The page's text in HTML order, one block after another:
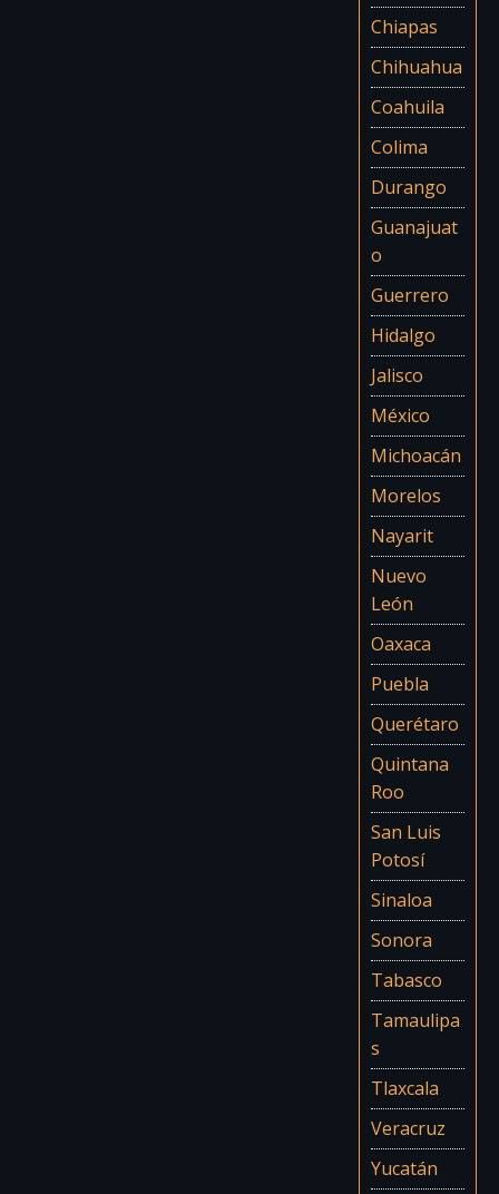
Chiapas
Chihuahua
Coahuila
Colima
Durango
Guanajuat
o
Guerrero
Hidalgo
Jalisco
México
Michoacán
Morelos
Nayarit
Nuevo
León
Oaxaca
Puebla
Querétaro
Quintana
Roo
San Luis
Potosí
Sinaloa
Sonora
Tabasco
Tamaulipa
s
Tlaxcala
Veracruz
Yucatán